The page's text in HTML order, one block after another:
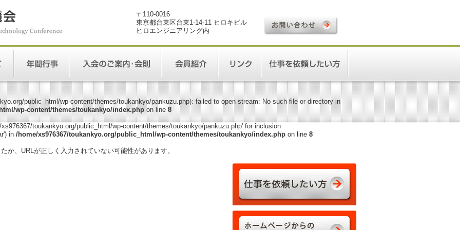
〒110-0016
東京都台東区台東1-14-11 ヒロキビル
ヒロエンジニアリング内
public_html/wp-content/themes/toukankyo/pankuzu.php): failed to open stream: No such file or directory in
wp-content/themes/toukankyo/index.phpon line8
toukankyo.org/public_html/wp-content/themes/toukankyo/pankuzu.php' for inclusion
in /home/xs976367/toukankyo.org/public_html/wp-content/themes/toukankyo/index.phpon line 8
か、URLが正しく入力されていない可能性があります。